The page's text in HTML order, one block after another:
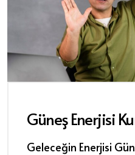
Güneş Enerjisi
Geleceğin Enerjisi